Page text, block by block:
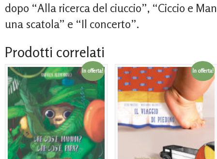
dopo “Alla ricerca del ciuccio”, “Ciccio e
una scatola” e “Il concerto”.
Prodotti correlati
In offerta! In offerta!